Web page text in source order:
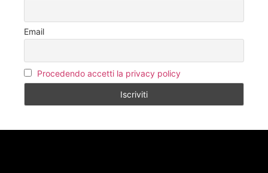
Email
Procedendo accetti la privacy policy